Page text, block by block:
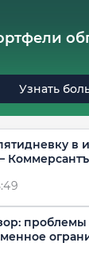
Узнать
в
роста заказов — Коммерсантъ
проблемы